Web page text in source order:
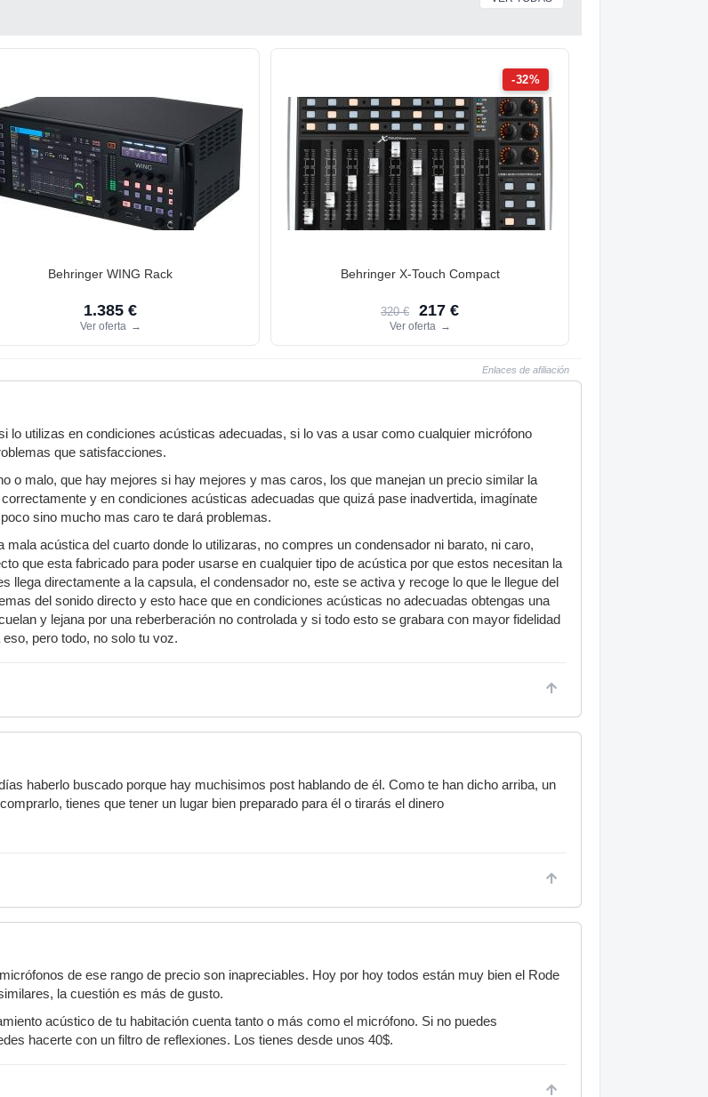
Behringer WING Rack
1.385 €
Ver oferta →
-32%
Behringer X-Touch Compact
320 € 217 €
Ver oferta →
Enlaces de afiliación
lo utilizas en condiciones acústicas adecuadas, si lo vas a usar como cualquier micrófono
que satisfacciones.
o malo, que hay mejores si hay mejores y mas caros, los que manejan un precio similar la
y en condiciones acústicas adecuadas que quizá pase inadvertida, imagínate
sino mucho mas caro te dará problemas.
mala acústica del cuarto donde lo utilizaras, no compres un condensador ni barato, ni caro,
que esta fabricado para poder usarse en cualquier tipo de acústica por que estos necesitan la
llega directamente a la capsula, el condensador no, este se activa y recoge lo que le llegue del
del sonido directo y esto hace que en condiciones acústicas no adecuadas obtengas una
y lejana por una reberberación no controlada y si todo esto se grabara con mayor fidelidad
pero todo, no solo tu voz.
haberlo buscado porque hay muchisimos post hablando de él. Como te han dicho arriba, un
tienes que tener un lugar bien preparado para él o tirarás el dinero
de ese rango de precio son inapreciables. Hoy por hoy todos están muy bien el Rode
la cuestión es más de gusto.
acústico de tu habitación cuenta tanto o más como el micrófono. Si no puedes
hacerte con un filtro de reflexiones. Los tienes desde unos 40$.